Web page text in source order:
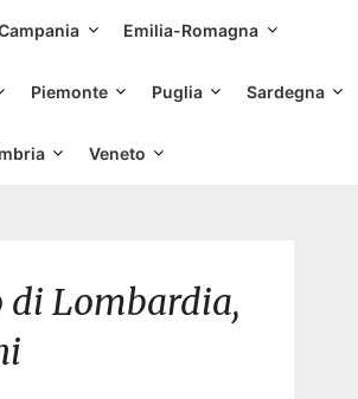
Emilia-Romagna
Piemonte Puglia Sardegna
Veneto
di Lombardia,